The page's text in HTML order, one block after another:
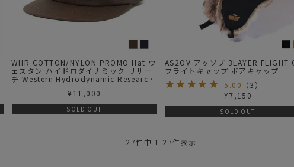
WHR COTTON/NYLON PROMO Hat ウ
ェスタン ハイドロダイナミック リサー
チ Western Hydrodynamic Research
¥ 11,000
SOLD OUT
AS2OV アッソブ 3LAYER FLIGHT
フライトキャップ ボアキャップ
5.00 （3 ）
¥7,150
SOLD OUT
27件中 1 -27件表示